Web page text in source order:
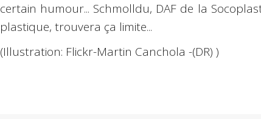
certain humour... Schmolldu, DAF de la
plastique, trouvera ça limite...
(Illustration: Flickr-Martin Canchola -(DR) )